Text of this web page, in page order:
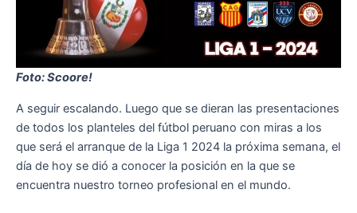
Foto: Scoore!
A seguir escalando. Luego que se dieran las presentaciones
de todos los planteles del fútbol peruano con miras a los
que será el arranque de la Liga 1 2024 la próxima semana, el
día de hoy se dió a conocer la posición en la que se
encuentra nuestro torneo profesional en el mundo.